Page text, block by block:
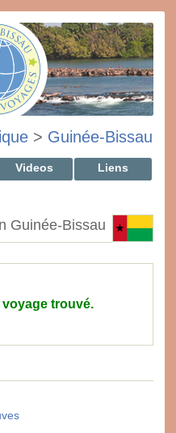
> Guinée-Bissau
Videos
Liens
Guinée-Bissau
trouvé.